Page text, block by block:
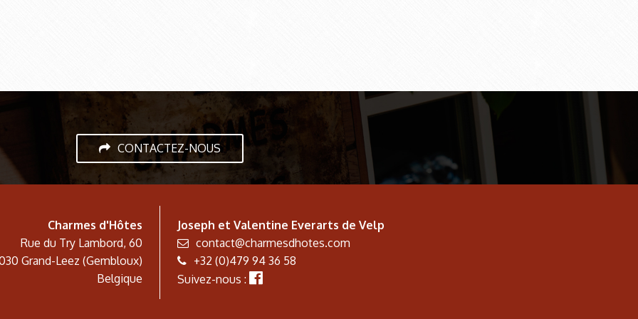
CONTACTEZ-NOUS
Charmes d'Hôtes
Rue du Try Lambord, 60
Grand-Leez (Gembloux)
Belgique
Joseph et Valentine Everarts de Velp
contact@charmesdhotes.com
+32 (0)479 94 36 58
Suivez-nous :